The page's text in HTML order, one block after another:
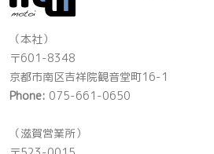
（本社）
〒601-8348
京都市南区吉祥院観音堂町16-1
Phone: 075-661-0650
（滋賀営業所）